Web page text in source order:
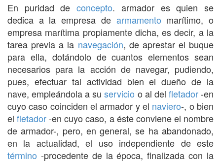
En puridad deconcepto. armador es quien se
dedica a la empresa de armamento marítimo, o
empresa marítima propiamente dicha, es decir, a la
tarea previa a la navegación, de aprestar el buque
para ella, dotándolo de cuantos elementos sean
necesarios para la acción de navegar, pudiendo,
pues, efectuar tal actividad bien el dueño de la
nave, empleándola a suservicio o al del fletador-en
cuyo caso coinciden el armador y el naviero-, o bien
elfletador-en cuyo caso, a éste conviene el nombre
de armador-, pero, en general, se ha abandonado,
en la actualidad, el uso independiente de este
término -procedente de la época, finalizada con la